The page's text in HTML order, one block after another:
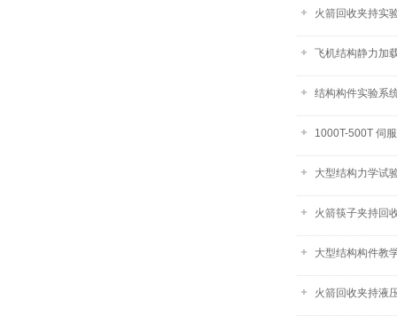
火箭回收夹持实
飞机结构静力加
结构构件实验系
1000T-500T 伺
大型结构力学试
火箭筷子夹持回
大型结构构件教
火箭回收夹持液